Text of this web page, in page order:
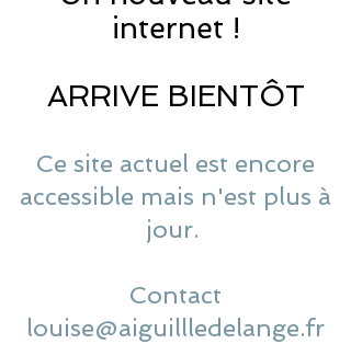
internet !
ARRIVE BIENTÔT
Ce site actuel est encore
accessible mais n'est plus à
jour.
Contact
louise@aiguillledelange.fr